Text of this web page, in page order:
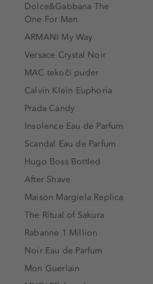
Dolce&Gabbana The
One For Men
ARMANI My Way
Versace Crystal Noir
MAC tekoči puder
Calvin Klein Euphoria
Prada Candy
Insolence Eau de Parfum
Scandal Eau de Parfum
Hugo Boss Bottled
After Shave
Maison Margiela Replica
The Ritual of Sakura
Rabanne 1 Million
Noir Eau de Parfum
Mon Guerlain